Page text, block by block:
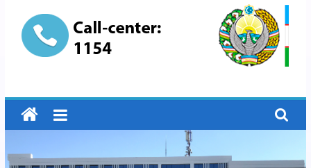
“Buxoro
hududiy
elektr
tarmoqlari